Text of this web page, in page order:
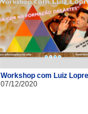
Workshop com Luiz
07/12/2020